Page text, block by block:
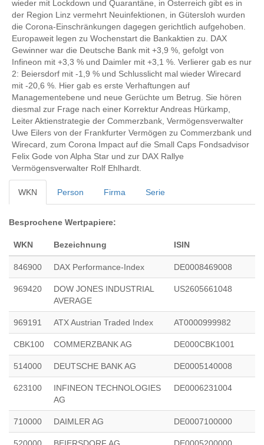
wieder mit Lockdown und Quarantäne, in Österreich gibt es in
der Region Linz vermehrt Neuinfektionen, in Gütersloh wurden
die Corona-Einschränkungen dagegen gerichtlich aufgehoben.
Europaweit legen zu Wochenstart die Bankaktien zu. DAX
Gewinner war die Deutsche Bank mit +3,9 %, gefolgt von
Infineon mit +3,3 % und Daimler mit +3,1 %. Verlierer gab es nur
2: Beiersdorf mit -1,9 % und Schlusslicht mal wieder Wirecard
mit -20,6 %. Hier gab es erste Verhaftungen auf
Managementebene und neue Gerüchte um Betrug. Sie hören
diesmal zur Frage nach einer Korrektur Andreas Hürkamp,
Leiter Aktienstrategie der Commerzbank, Vermögensverwalter
Uwe Eilers von der Frankfurter Vermögen zu Commerzbank und
Wirecard, zum Corona Impact auf die Small Caps Fondsadvisor
Felix Gode von Alpha Star und zur DAX Rallye
Vermögensverwalter Rolf Ehlhardt.
WKN Person Firma Serie
Besprochene Wertpapiere:
WKN Bezeichnung ISIN
846900 DAX Performance-Index DE0008469008
969420
DOW JONES INDUSTRIAL
AVERAGE
US2605661048
969191 ATX Austrian Traded Index AT0000999982
CBK100 COMMERZBANK AG DE000CBK1001
514000 DEUTSCHE BANK AG DE0005140008
623100
INFINEON TECHNOLOGIES
AG
DE0006231004
710000 DAIMLER AG DE0007100000